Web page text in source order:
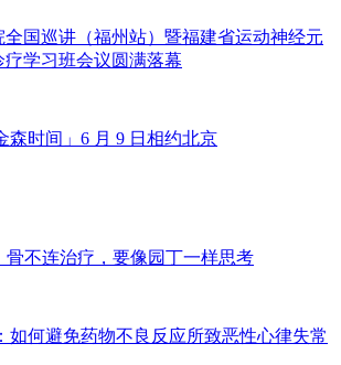
国巡讲（福州站）暨福建省运动神经元
学习班会议圆满落幕
森时间」6 月 9 日相约北京
骨不连治疗，要像园丁一样思考
如何避免药物不良反应所致恶性心律失常